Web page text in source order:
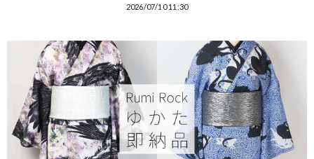
2026/07/10 11:30